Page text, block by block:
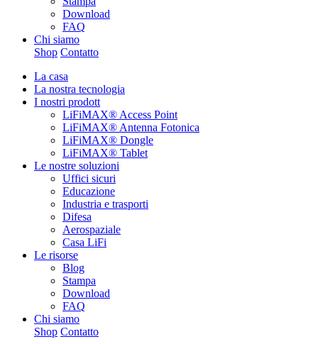
Download
FAQ
Chi siamo
Shop Contatto
La casa
La nostra tecnologia
I nostri prodott
LiFiMAX® Access Point
LiFiMAX® Antenna Fotonica
LiFiMAX® Dongle
LiFiMAX® Tablet
Le nostre soluzioni
Uffici sicuri
Educazione
Industria e trasporti
Difesa
Aerospaziale
Casa LiFi
Le risorse
Blog
Stampa
Download
FAQ
Chi siamo
Shop Contatto